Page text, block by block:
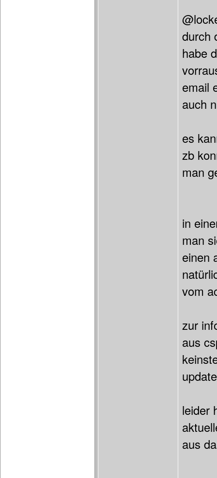
durch
habe
email
auch
es
zb
man
in
man
einen
vom
zur
aus
leider
aus